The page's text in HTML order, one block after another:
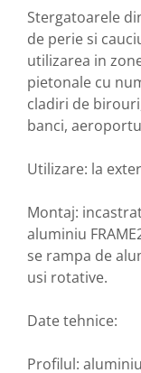
Stergatoarele
de perie si
utilizarea in
pietonale cu
cladiri de
banci,
Utilizare: la
Montaj:
aluminiu
se rampa de
usi rotative.
Date tehnice:
Profilul: